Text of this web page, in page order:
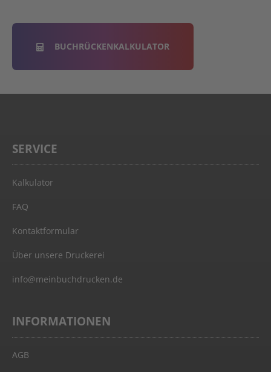
BUCHRÜCKENKALKULATOR
SERVICE
Kalkulator
FAQ
Kontaktformular
Über unsere Druckerei
info@meinbuchdrucken.de
INFORMATIONEN
AGB